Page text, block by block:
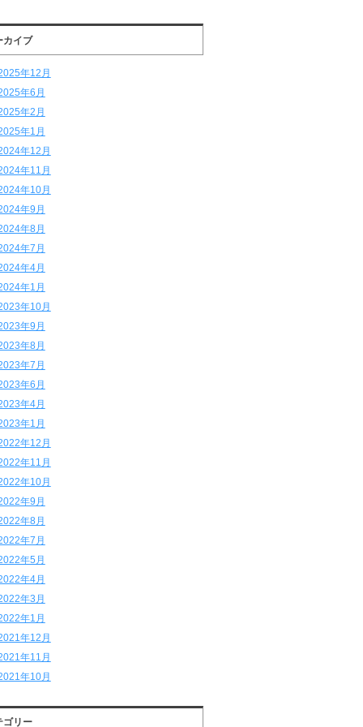
カイブ
年12月
年6月
年2月
年1月
年12月
年11月
年10月
年9月
年8月
年7月
年4月
年1月
年10月
年9月
年8月
年7月
年6月
年4月
年1月
年12月
年11月
年10月
年9月
年8月
年7月
年5月
年4月
年3月
年1月
年12月
年11月
年10月
ゴリー